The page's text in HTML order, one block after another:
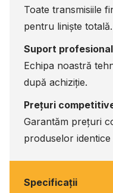
Toate transmisiile
pentru liniște totală.
Suport profesional
Echipa noastră
după achiziție.
Prețuri
Garantăm prețuri
produselor
Specificaţii